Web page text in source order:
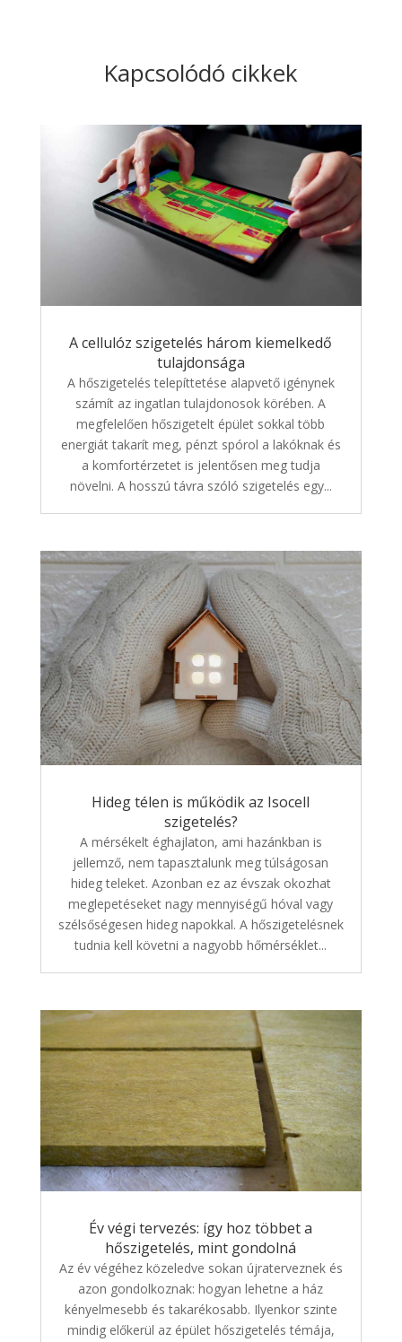
Kapcsolódó cikkek
A cellulóz szigetelés három kiemelkedő
tulajdonsága
A hőszigetelés telepíttetése alapvető igénynek
számít az ingatlan tulajdonosok körében. A
megfelelően hőszigetelt épület sokkal több
energiát takarít meg, pénzt spórol a lakóknak és
a komfortérzetet is jelentősen meg tudja
növelni. A hosszú távra szóló szigetelés egy...
Hideg télen is működik az Isocell
szigetelés?
A mérsékelt éghajlaton, ami hazánkban is
jellemző, nem tapasztalunk meg túlságosan
hideg teleket. Azonban ez az évszak okozhat
meglepetéseket nagy mennyiségű hóval vagy
szélsőségesen hideg napokkal. A hőszigetelésnek
tudnia kell követni a nagyobb hőmérséklet...
Év végi tervezés: így hoz többet a
hőszigetelés, mint gondolná
Az év végéhez közeledve sokan újraterveznek és
azon gondolkoznak: hogyan lehetne a ház
kényelmesebb és takarékosabb. Ilyenkor szinte
mindig előkerül az épület hőszigetelés témája,